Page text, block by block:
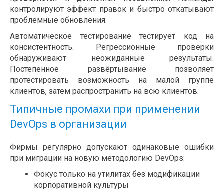
контролируют эффект правок и быстро откатывают
проблемные обновления.
Автоматическое тестирование тестирует код на
консистентность. Регрессионные проверки
обнаруживают неожиданные результаты.
Постепенное развёртывание позволяет
протестировать возможность на малой группе
клиентов, затем распространить на всю клиентов.
Типичные промахи при применении
DevOps в организации
Фирмы регулярно допускают одинаковые ошибки
при миграции на новую методологию DevOps:
Фокус только на утилитах без модификации
корпоративной культуры